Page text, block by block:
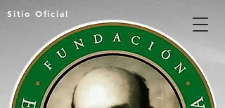
Sitio Oficial